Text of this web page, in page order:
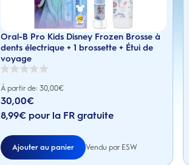
Oral-B Pro Kids Disney Frozen Brosse à
dents électrique + 1 brossette + Étui de
voyage
0.0
sur
5
étoiles.
À partir de: 30,00€
Prix actuel : 30,00€
30,00€
8,99€ pour la FR gratuite
Ajouter au panier Vendu par ESW